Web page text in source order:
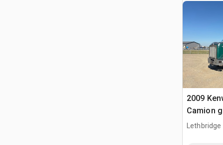
2009
Camion
Lethbridge